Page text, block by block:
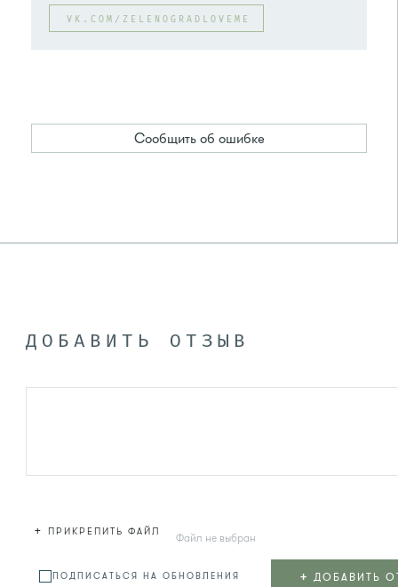
VK.COM/ZELENOGRADLOVEME
Сообщить об ошибке
ДОБАВИТЬ ОТЗЫВ
+ ПРИКРЕПИТЬ ФАЙЛ Файл не выбран
ПОДПИСАТЬСЯ НА ОБНОВЛЕНИЯ + ДОБАВИТЬ